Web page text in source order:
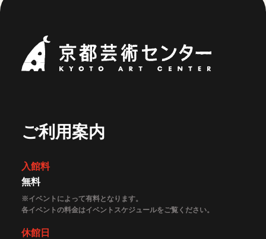
ご利用案内
入館料
無料
※イベントによって有料となります。
各イベントの料金はイベントスケジュールをご覧ください。
休館日